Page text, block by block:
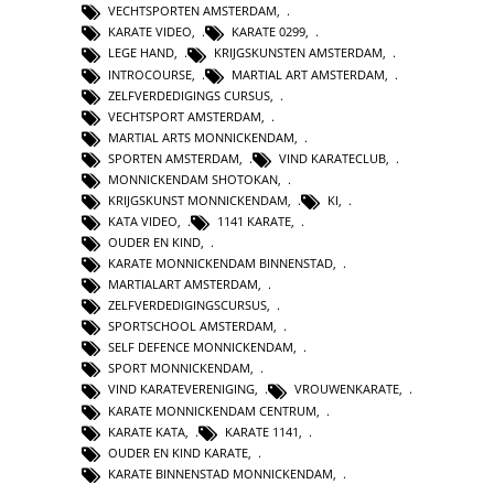
VECHTSPORTEN AMSTERDAM,
KARATE VIDEO, KARATE 0299,
LEGE HAND, KRIJGSKUNSTEN AMSTERDAM,
INTROCOURSE
MARTIAL ART AMSTERDAM
ZELFVERDEDIGINGS CURSUS
VECHTSPORT AMSTERDAM
MARTIAL ARTS MONNICKENDAM
SPORTEN AMSTERDAM
VIND KARATECLUB
MONNICKENDAM SHOTOKAN
KRIJGSKUNST MONNICKENDAM
KI
KATA VIDEO
1141 KARATE
OUDER EN KIND,
KARATE MONNICKENDAM BINNENSTAD,
MARTIALART AMSTERDAM,
ZELFVERDEDIGINGSCURSUS,
SPORTSCHOOL AMSTERDAM,
SELF DEFENCE MONNICKENDAM,
SPORT MONNICKENDAM,
VIND KARATEVERENIGING, VROUWENKARATE,
KARATE MONNICKENDAM CENTRUM
KARATE KATA
KARATE 1141
OUDER EN KIND KARATE
KARATE BINNENSTAD MONNICKENDAM